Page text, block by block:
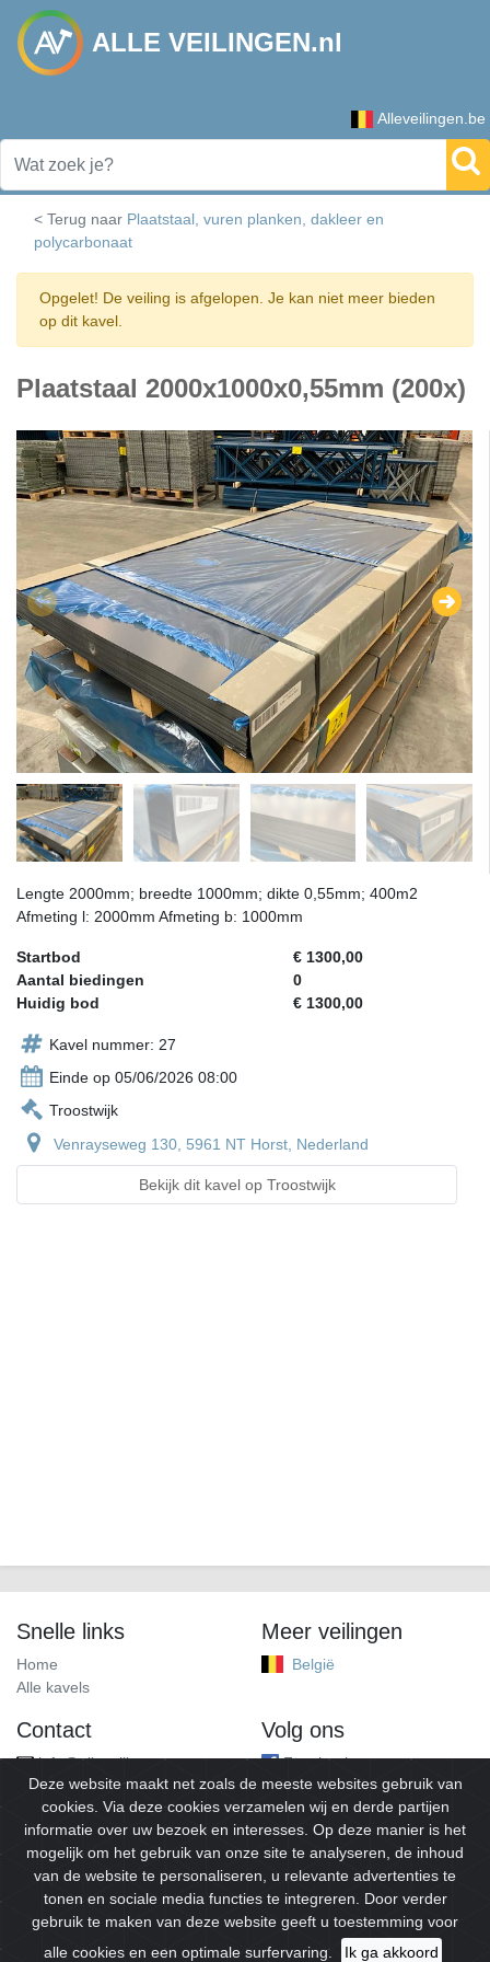
ALLE VEILINGEN.nl
Alleveilingen.be
< Terug naar Plaatstaal, vuren planken, dakleer en
polycarbonaat
Opgelet! De veiling is afgelopen. Je kan niet meer bieden
op dit kavel.
Plaatstaal 2000x1000x0,55mm (200x)
Lengte 2000mm; breedte 1000mm; dikte 0,55mm; 400m2
Afmeting l: 2000mm Afmeting b: 1000mm
Startbod
€ 1300,00
Aantal biedingen
0
Huidig bod
€ 1300,00
Kavel nummer: 27
Einde op 05/06/2026 08:00
Troostwijk
Venrayseweg 130, 5961 NT Horst, Nederland
Bekijk dit kavel op Troostwijk
Snelle links
Home
Alle kavels
Meer veilingen
België
Contact
info@alleveilingen.net
Volg ons
Facebook
© 2026Alleveilingen.Alle rechten voorbehouden.
Deze website maakt net zoals de meeste websites gebruik van
cookies. Via deze cookies verzamelen wij en derde partijen
informatie over uw bezoek en interesses. Op deze manier is het
mogelijk om het gebruik van onze site te analyseren, de inhoud
van de website te personaliseren, u relevante advertenties te
tonen en sociale media functies te integreren. Door verder
gebruik te maken van deze website geeft u toestemming voor
alle cookies en een optimale surfervaring.
Ik ga akkoord